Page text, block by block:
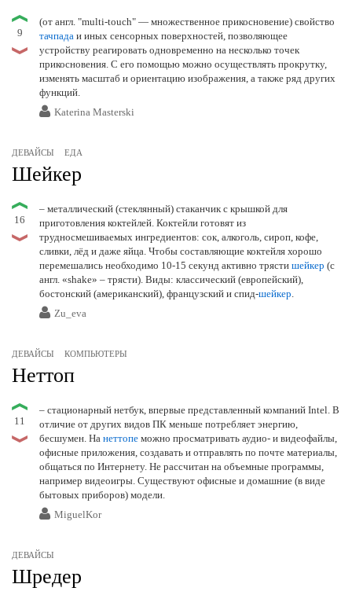
9
(от англ. "multi-touch" — множественное прикосновение) свойство
тачпада и иных сенсорных поверхностей, позволяющее
устройству реагировать одновременно на несколько точек
прикосновения. С его помощью можно осуществлять прокрутку,
изменять масштаб и ориентацию изображения, а также ряд других
функций.
Katerina Masterski
ДЕВАЙСЫ ЕДА
Шейкер
16
– металлический (стеклянный) стаканчик с крышкой для
приготовления коктейлей. Коктейли готовят из
трудносмешиваемых ингредиентов: сок, алкоголь, сироп, кофе,
сливки, лёд и даже яйца. Чтобы составляющие коктейля хорошо
перемешались необходимо 10-15 секунд активно трясти шейкер (с
англ. «shake» – трясти). Виды: классический (европейский),
бостонский (американский), французский и спид-шейкер.
Zu_eva
ДЕВАЙСЫ КОМПЬЮТЕРЫ
Неттоп
11
– стационарный нетбук, впервые представленный компаний Intel. В
отличие от других видов ПК меньше потребляет энергию,
бесшумен. На неттопе можно просматривать аудио- и видеофайлы,
офисные приложения, создавать и отправлять по почте материалы,
общаться по Интернету. Не рассчитан на объемные программы,
например видеоигры. Существуют офисные и домашние (в виде
бытовых приборов) модели.
MiguelKor
ДЕВАЙСЫ
Шредер